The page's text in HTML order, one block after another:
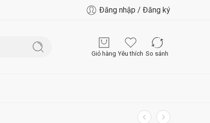
Đăng nhập / Đăng ký
Giỏ hàng Yêu thích So sánh